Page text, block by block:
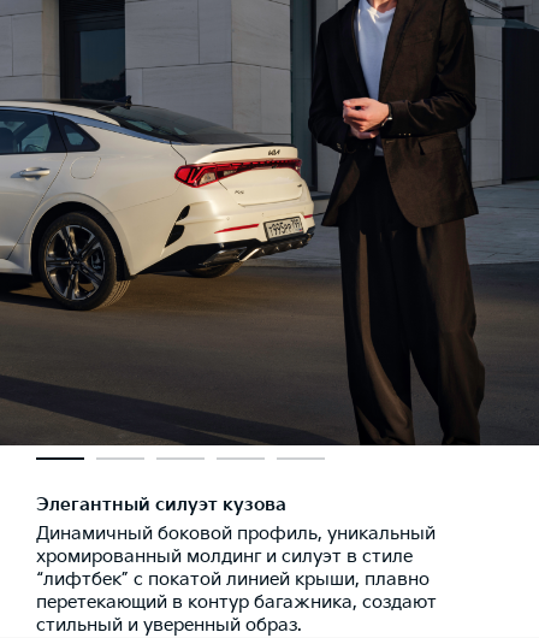
Элегантный силуэт кузова
Динамичный боковой профиль, уникальный
хромированный молдинг и силуэт в стиле
“лифтбек” с покатой линией крыши, плавно
перетекающий в контур багажника, создают
стильный и уверенный образ.